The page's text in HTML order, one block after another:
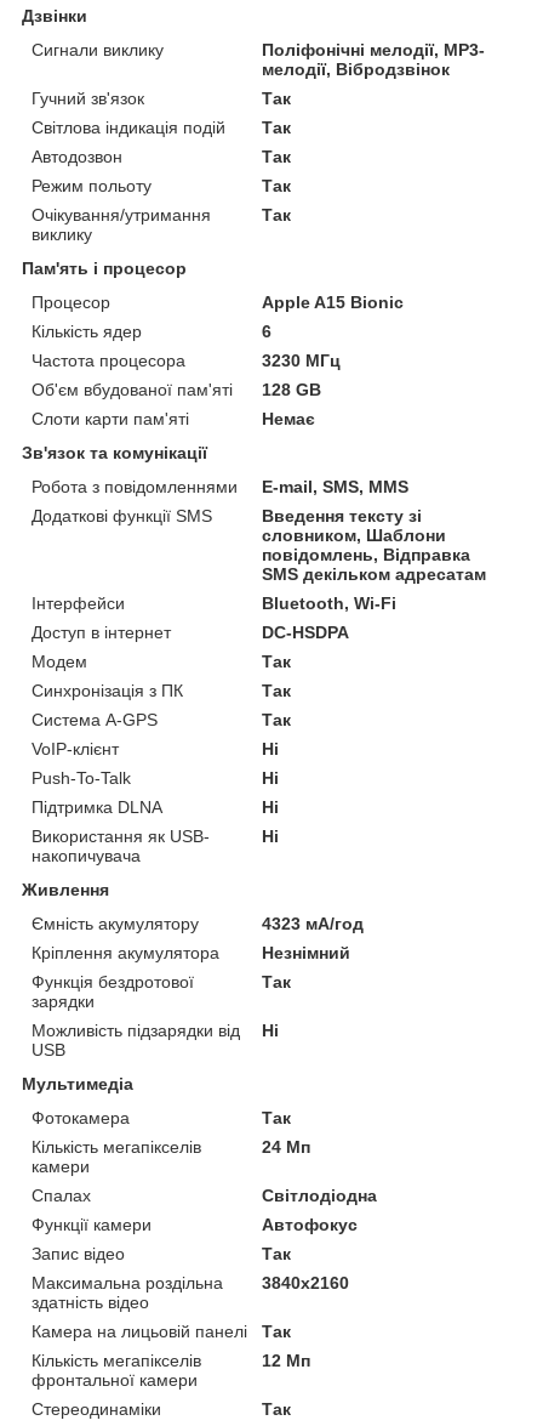
Дзвінки
Сигнали виклику
Поліфонічні мелодії, MP3-
мелодії, Вібродзвінок
Гучний зв'язок
Так
Світлова індикація подій
Так
Автодозвон
Так
Режим польоту
Так
Очікування/утримання
виклику
Так
Пам'ять і процесор
Процесор
Apple A15 Bionic
Кількість ядер
6
Частота процесора
3230 МГц
Об'єм вбудованої пам'яті
128 GB
Слоти карти пам'яті
Немає
Зв'язок та комунікації
Робота з повідомленнями
E-mail, SMS, MMS
Додаткові функції SMS
Введення тексту зі
словником, Шаблони
повідомлень, Відправка
SMS декільком адресатам
Інтерфейси
Bluetooth, Wi-Fi
Доступ в інтернет
DC-HSDPA
Модем
Так
Синхронізація з ПК
Так
Система A-GPS
Так
VoIP-клієнт
Ні
Push-To-Talk
Ні
Підтримка DLNA
Ні
Використання як USB-
накопичувача
Ні
Живлення
Ємність акумулятору
4323 мА/год
Кріплення акумулятора
Незнімний
Функція бездротової
зарядки
Так
Можливість підзарядки від
USB
Ні
Мультимедіа
Фотокамера
Так
Кількість мегапікселів
камери
24 Мп
Спалах
Світлодіодна
Функції камери
Автофокус
Запис відео
Так
Максимальна роздільна
здатність відео
3840x2160
Камера на лицьовій панелі
Так
Кількість мегапікселів
фронтальної камери
12 Мп
Стереодинаміки
Так